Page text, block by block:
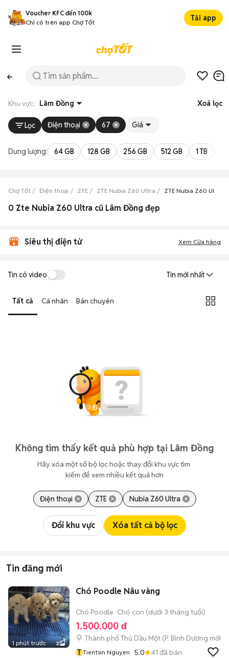
Voucher KFC đến 100k
Chỉ có trên app Chợ Tốt
Tải app
Khu vực: Lâm Đồng Xoá lọc
Lọc Điện thoại 67 Giá
Dung lượng: 64 GB 128 GB 256 GB 512 GB 1 TB
Chợ Tốt Điện thoại ZTE ZTE Nubia Z60 Ultra ZTE Nubia Z60 Ultra
0 Zte Nubia Z60 Ultra cũ Lâm Đồng đẹp
Siêu thị điện tử Xem Cửa hàng
Tin có video Tin mới nhất
Tất cả Cá nhân Bán chuyên
Không tìm thấy kết quả phù hợp tại Lâm Đồng
Hãy xóa một số bộ lọc hoặc thay đổi khu vực tìm
kiếm để xem nhiều kết quả hơn
Điện thoại ZTE Nubia Z60 Ultra
Đổi khu vực Xóa tất cả bộ lọc
Tin đăng mới
1 phút trước 2
Chó Poodle Nâu vàng
Chó Poodle Chó con (dưới 3 tháng tuổi)
1.500.000 đ
Thành phố Thủ Dầu Một (P. Bình Dương mới)
T Tientsin Nguyen 5.0 41 đã bán